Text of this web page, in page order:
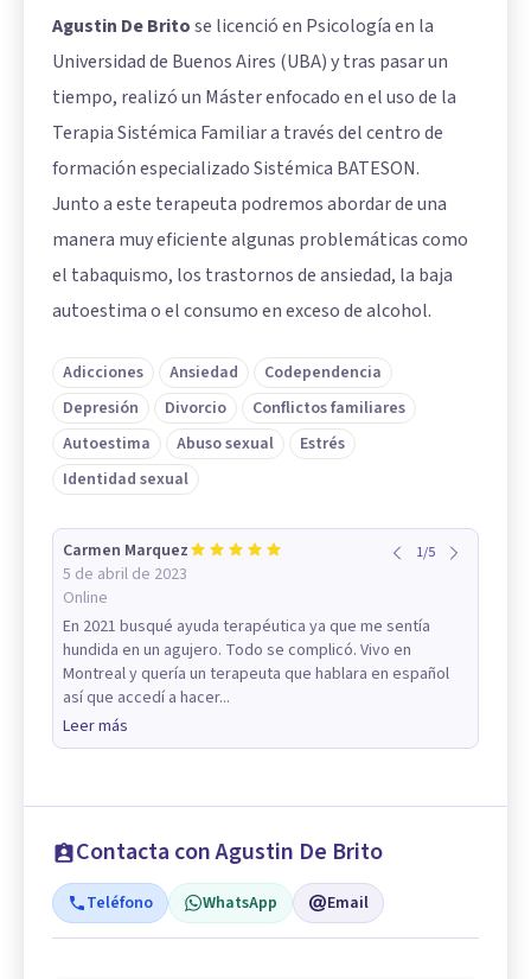
Agustin De Britose licenció en Psicología en la
Universidad de Buenos Aires (UBA) y tras pasar un
tiempo, realizó un Máster enfocado en el uso de la
Terapia Sistémica Familiar a través del centro de
formación especializado Sistémica BATESON.
Junto a este terapeuta podremos abordar de una
manera muy eficiente algunas problemáticas como
el tabaquismo, los trastornos de ansiedad, la baja
autoestima o el consumo en exceso de alcohol.
Adicciones Ansiedad
Codependencia
Depresión
Divorcio
Conflictos familiares
Autoestima
Abuso sexual
Estrés
Identidad sexual
Carmen Marquez
5 de abril de 2023
Online
1/5
En 2021 busqué ayuda terapéutica ya que me sentía
hundida en un agujero. Todo se complicó. Vivo en
Montreal y quería un terapeuta que hablara en español
así que accedí a hacer...
Leer más
Contacta con Agustin De Brito
Teléfono WhatsApp Email